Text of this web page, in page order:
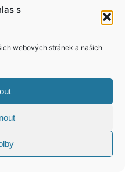
s
webových stránek a našich
Bulvár, All Rights